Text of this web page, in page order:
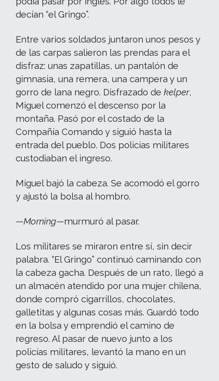
decían “el Gringo”.
Entre varios soldados juntaron unos pesos y
de las carpas salieron las prendas para el
disfraz: unas zapatillas, un pantalón de
gimnasia, una remera, una campera y un
gorro de lana negro. Disfrazado de kelper,
Miguel comenzó el descenso por la
montaña. Pasó por el costado de la
Compañía Comando y siguió hasta la
entrada del pueblo. Dos policías militares
custodiaban el ingreso.
Miguel bajó la cabeza. Se acomodó el gorro
y ajustó la bolsa al hombro.
—Morning—murmuró al pasar.
Los militares se miraron entre sí, sin decir
palabra. “El Gringo” continuó caminando con
la cabeza gacha. Después de un rato, llegó a
un almacén atendido por una mujer chilena,
donde compró cigarrillos, chocolates,
galletitas y algunas cosas más. Guardó todo
en la bolsa y emprendió el camino de
regreso. Al pasar de nuevo junto a los
policías militares, levantó la mano en un
gesto de saludo y siguió.